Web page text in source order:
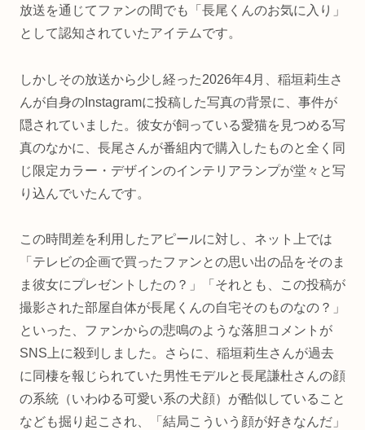
放送を通じてファンの間でも「長尾くんのお気に入り」
として認知されていたアイテムです。
しかしその放送から少し経った2026年4月、稲垣莉生さ
んが自身のInstagramに投稿した写真の背景に、事件が
隠されていました。彼女が飼っている愛猫を見つめる写
真のなかに、長尾さんが番組内で購入したものと全く同
じ限定カラー・デザインのインテリアランプが堂々と写
り込んでいたんです。
この時間差を利用したアピールに対し、ネット上では
「テレビの企画で買ったファンとの思い出の品をそのま
ま彼女にプレゼントしたの？」「それとも、この投稿が
撮影された部屋自体が長尾くんの自宅そのものなの？」
といった、ファンからの悲鳴のような落胆コメントが
SNS上に殺到しました。さらに、稲垣莉生さんが過去
に同棲を報じられていた男性モデルと長尾謙杜さんの顔
の系統（いわゆる可愛い系の犬顔）が酷似していること
なども掘り起こされ、「結局こういう顔が好きなんだ」